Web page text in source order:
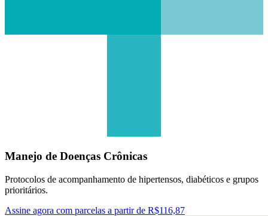
Manejo de Doenças Crônicas
Protocolos de acompanhamento de hipertensos, diabéticos e grupos
prioritários.
Assine agora com parcelas a partir de R$116,87